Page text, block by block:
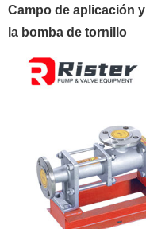
Campo de aplicación y
la bomba de tornillo